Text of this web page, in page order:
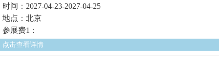
时间：2027-04-23-2027-04-25
地点：北京
参展费1：
点击查看详情